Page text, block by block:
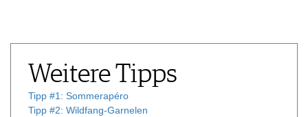
Weitere Tipps
Tipp #1: Sommerapéro
Tipp #2: Wildfang-Garnelen